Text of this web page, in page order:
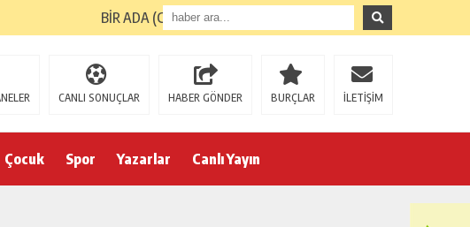
BİR ADA (GİRESUN ADASI) TURUNUN ARDINDAN
CANLI SONUÇLAR HABER GÖNDER BURÇLAR İLETİŞİM
Çocuk Spor Yazarlar Canlı Yayın